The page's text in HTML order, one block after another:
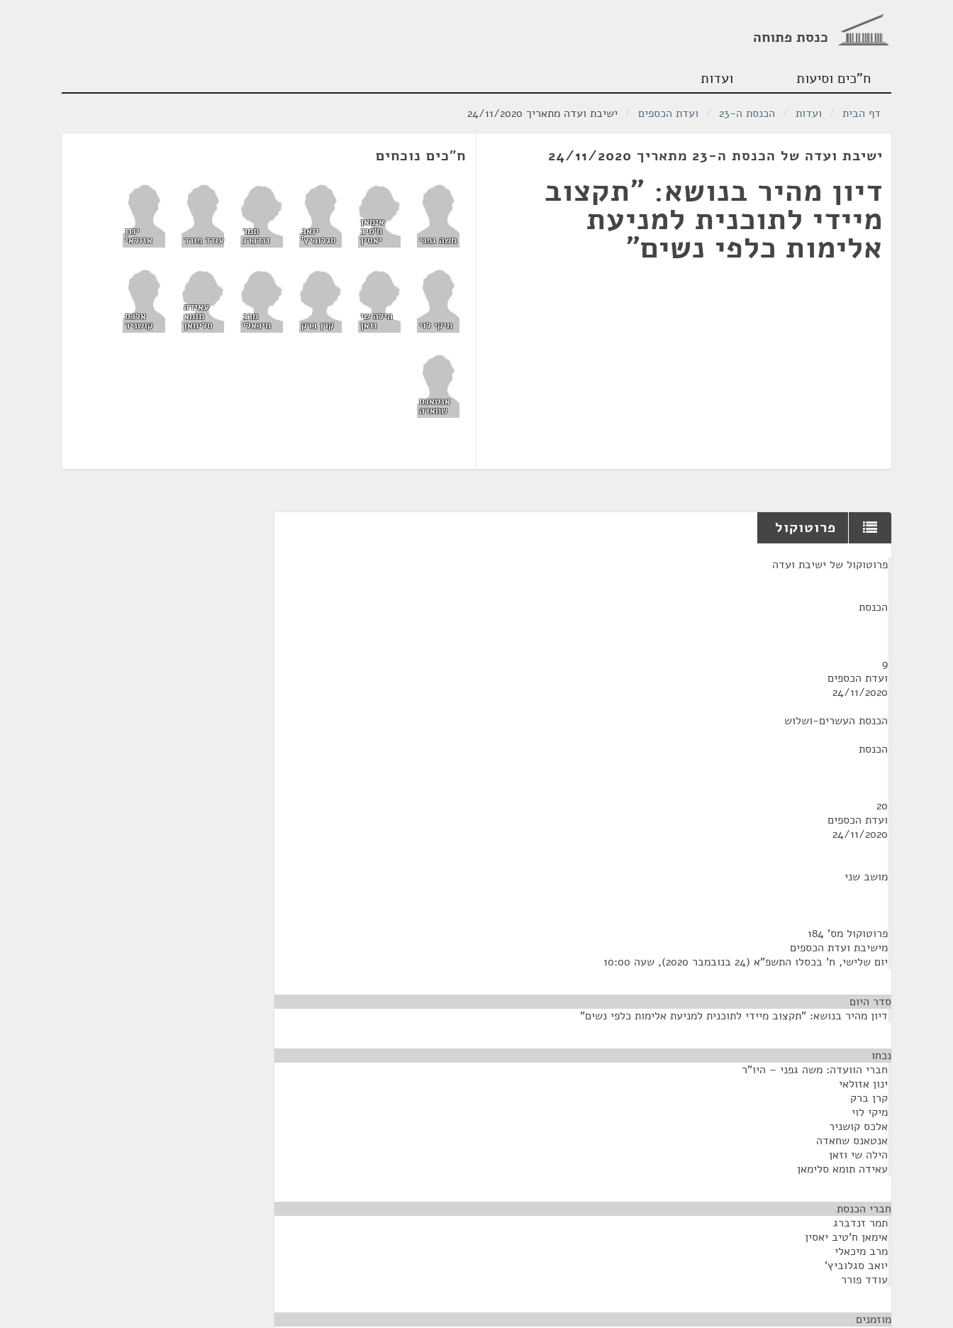
כנסת פתוחה
ח"כים וסיעות ועדות
דף הבית / ועדות / הכנסת ה-23 / ועדת הכספים / ישיבת ועדה מתאריך 24/11/2020
ישיבת ועדה של הכנסת ה-23 מתאריך 24/11/2020
דיון מהיר בנושא: "תקצוב
מיידי לתוכנית למניעת
אלימות כלפי נשים"
ח"כים נוכחים
משה גפני
אימאן
ח'טיב
יאסין
יואב
סגלוביץ'
תמר
זנדברג עודד פורר
ינון
אזולאי
מיקי לוי
הילה שי
וזאן קרן ברק
מרב
מיכאלי
עאידה
תומא
סלימאן
אלכס
קושניר
אנטאנס
שחאדה
פרוטוקול
פרוטוקול של ישיבת ועדה
הכנסת
9
ועדת הכספים
24/11/2020
הכנסת העשרים-ושלוש
הכנסת
20
ועדת הכספים
24/11/2020
מושב שני
פרוטוקול מס' 184
מישיבת ועדת הכספים
יום שלישי, ח' בכסלו התשפ"א (24 בנובמבר 2020), שעה 10:00
סדר היום
דיון מהיר בנושא: "תקצוב מיידי לתוכנית למניעת אלימות כלפי נשים"
נכחו
חברי הוועדה: משה גפני – היו"ר
ינון אזולאי
קרן ברק
מיקי לוי
אלכס קושניר
אנטאנס שחאדה
הילה שי וזאן
עאידה תומא סלימאן
חברי הכנסת
תמר זנדברג
אימאן ח'טיב יאסין
מרב מיכאלי
יואב סגלוביץ'
עודד פורר
מוזמנים